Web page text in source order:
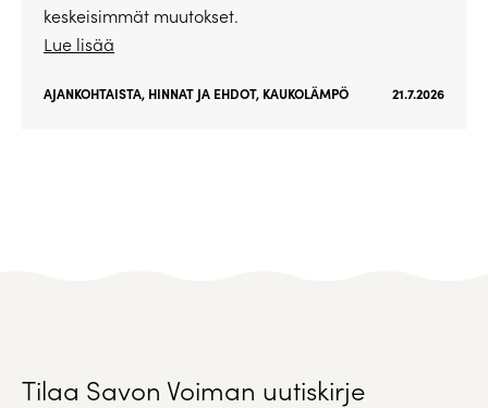
keskeisimmät muutokset.
Lue lisää
AJANKOHTAISTA, HINNAT JA EHDOT, KAUKOLÄMPÖ 21.7.2026
Tilaa Savon Voiman uutiskirje